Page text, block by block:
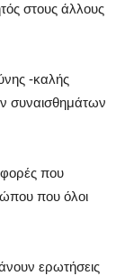
στους άλλους
-καλής
συναισθημάτων
που
που όλοι
ερωτήσεις